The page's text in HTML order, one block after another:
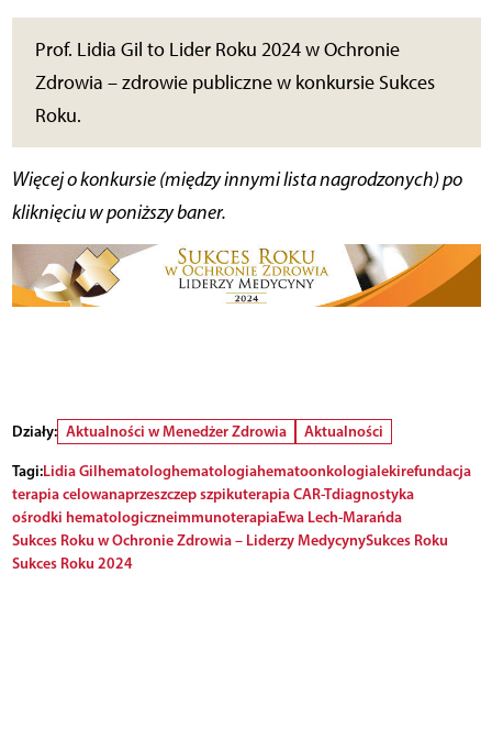
Prof. Lidia Gil to Lider Roku 2024 w Ochronie
Zdrowia – zdrowie publiczne w konkursie Sukces
Roku.
Więcej o konkursie (między innymi lista nagrodzonych) po
kliknięciu w poniższy baner.
Działy: Aktualności w Menedżer Zdrowia
Aktualności
Tagi:Lidia Gilhematologhematologiahematoonkologialekirefundacja
terapia celowanaprzeszczep szpikuterapia CAR-Tdiagnostyka
ośrodki hematologiczneimmunoterapiaEwa Lech-Marańda
Sukces Roku w Ochronie Zdrowia – Liderzy MedycynySukces Roku
Sukces Roku 2024